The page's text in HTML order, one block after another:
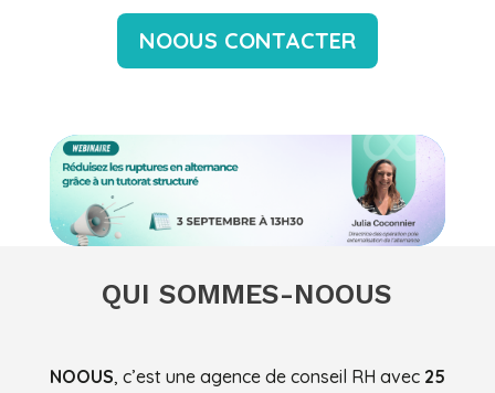
NOOUS CONTACTER
QUI SOMMES-NOOUS
NOOUS, c’est une agence de conseil RH avec 25